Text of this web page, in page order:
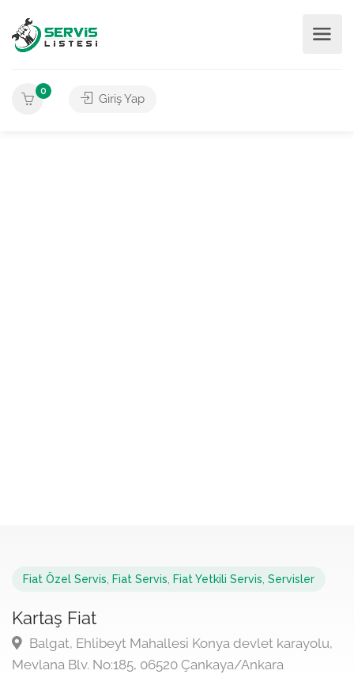
0
Giriş Yap
Fiat Özel Servis Fiat Servis Fiat Yetkili Servis Servisler
Kartaş Fiat
Balgat, Ehlibeyt Mahallesi Konya devlet karayolu,
Mevlana Blv. No:185, 06520 Çankaya/Ankara